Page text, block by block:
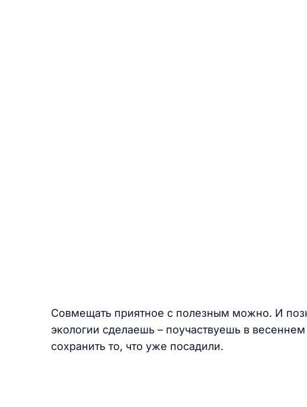
Совмещать приятное с полезным можно. И
экологии сделаешь – поучаствуешь в
сохранить то, что уже посадили.